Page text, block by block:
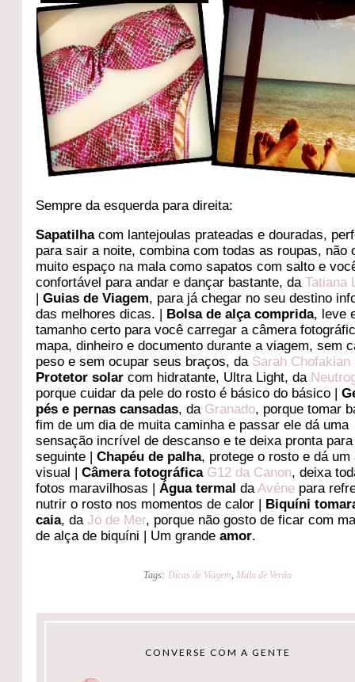
Sempre da esquerda para direita:
Sapatilhacom lantejoulas prateadas e douradas,
para sair a noite, combina com todas as roupas, não
muito espaço na mala como sapatos com salto e
confortável para andar e dançar bastante, daTatiana
|Guias de Viagem, para já chegar no seu destino
das melhores dicas. | Bolsa de alça comprida, leve
tamanho certo para você carregar a câmera
mapa, dinheiro e documento durante a viagem, sem
peso e sem ocupar seus braços, da Sarah Chofakian
Protetor solar com hidratante, Ultra Light, da
porque cuidar da pele do rosto é básico do básico |
pés e pernas cansadas, da Granado, porque tomar
fim de um dia de muita caminha e passar ele dá uma
sensação incrível de descanso e te deixa pronta
seguinte |Chapéu de palha, protege o rosto e dá um
visual |Câmera fotográfica G12 da Canon, deixa
fotos maravilhosas | Água termal daAvéne para
nutrir o rosto nos momentos de calor | Biquíni
caia, daJo de Mer, porque não gosto de ficar com
de alça de biquíni | Um grande amor.
Tags: Dicas de Viagem Mala de Verão
CONVERSE COM A GENTE